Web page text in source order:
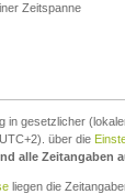
Zeitspanne
gesetzlicher
über die
alle Zeitangaben
liegen die